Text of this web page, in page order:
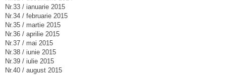
Nr.33 / ianuarie 2015
Nr.34 / februarie 2015
Nr.35 / martie 2015
Nr.36 / aprilie 2015
Nr.37 / mai 2015
Nr.38 / iunie 2015
Nr.39 / iulie 2015
Nr.40 / august 2015